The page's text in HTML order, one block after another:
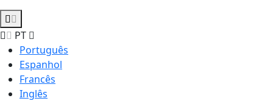
PT
Português
Espanhol
Francês
Inglês